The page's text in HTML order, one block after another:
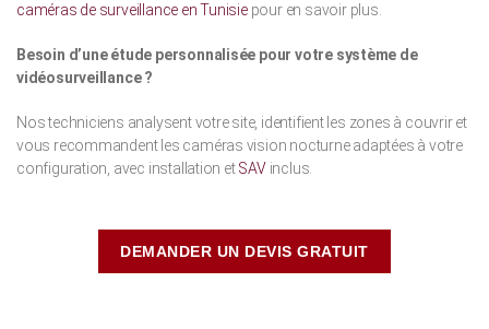
caméras de surveillance en Tunisiepour en savoir plus.
Besoin d’une étude personnalisée pour votre système de
vidéosurveillance ?
Nos techniciens analysent votre site, identifient les zones à couvrir et
vous recommandent les caméras vision nocturne adaptées à votre
configuration, avec installation etSAVinclus.
DEMANDER UN DEVIS GRATUIT